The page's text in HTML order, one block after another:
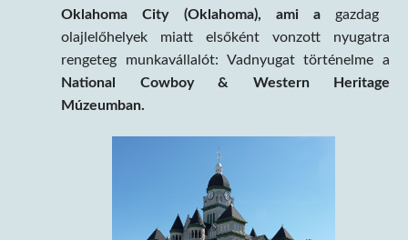
Oklahoma City (Oklahoma), ami a gazdag
olajlelőhelyek miatt elsőként vonzott nyugatra
rengeteg munkavállalót: Vadnyugat történelme a
National Cowboy & Western Heritage
Múzeumban.